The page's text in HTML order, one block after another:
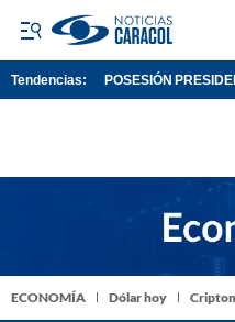
Tendencias: POSESIÓN
ECONOMÍA Dólar hoy